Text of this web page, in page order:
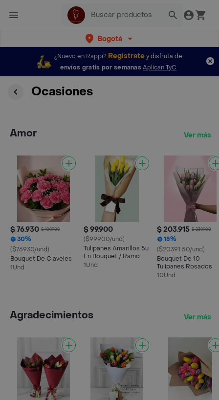
Bogotá
¿Nuevo en Rappi? Regístratey disfruta de
envíos gratis por semanas Aplican TyC
Ocasiones
Amor Ver más
$ 76.930 $ 109.900
30%
($76930/und)
Bouquet De Claveles
1Und
$ 99.900
($99900/und)
Tulipanes Amarillos 5u
En Bouquet / Ramo
1Und
$ 203.915 $ 239.900
15%
($20391.50/und)
Bouquet De 10
Tulipanes Rosados
10Und
Agradecimientos Ver más